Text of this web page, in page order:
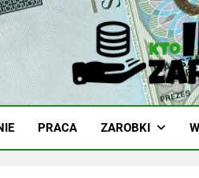
Ciekawostki I Biznes
PRACA ZAROBKI